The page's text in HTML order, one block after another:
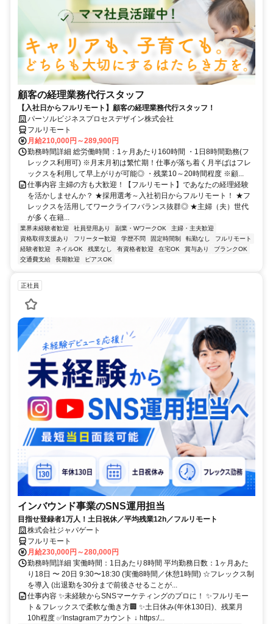
顧客の経理業務代行スタッフ
【入社日からフルリモート】顧客の経理業務代行スタッフ！
パーソルビジネスプロセスデザイン株式会社
フルリモート
月給210,000円～289,900円
勤務時間詳細 総労働時間：1ヶ月あたり160時間 ・1日8時間勤務(フ
レックス利用可) ※月末月初は繁忙期！仕事が落ち着く月半ばはフレ
ックスを利用して早上がりが可能◎ ・残業10～20時間程度 ※顧...
仕事内容 主婦の方も大歓迎！【フルリモート】であなたの経理経験
を活かしませんか？ ★採用選考～入社初日からフルリモート！ ★フ
レックスを活用してワークライフバランス抜群◎ ★主婦（夫）世代
が多く在籍...
業界未経験者歓迎 社員登用あり 副業・WワークOK
主婦・主夫歓迎
資格取得支援あり
フリーター歓迎 学歴不問 固定時間制 転勤なし
フルリモート
経験者歓迎
ネイルOK 残業なし 有資格者歓迎 在宅OK 賞与あり
ブランクOK
交通費支給
長期歓迎 ピアスOK
正社員
インバウンド事業のSNS運用担当
目指せ登録者1万人！土日祝休／平均残業12h／フルリモート
株式会社ジャパゲート
フルリモート
月給230,000円～280,000円
勤務時間詳細 実働時間：1日あたり8時間 平均勤務日数：1ヶ月あた
り18日 〜 20日 9:30〜18:30 (実働8時間／休憩1時間) ☆フレックス制
を導入 (出退勤を30分まで前後させることが...
仕事内容 ✨未経験からSNSマーケティングのプロに！ ✨フルリモー
ト＆フレックスで柔軟な働き方🏢 ✨土日休み(年休130日)、残業月
10h程度 ✅Instagramアカウント ↓ https:/...